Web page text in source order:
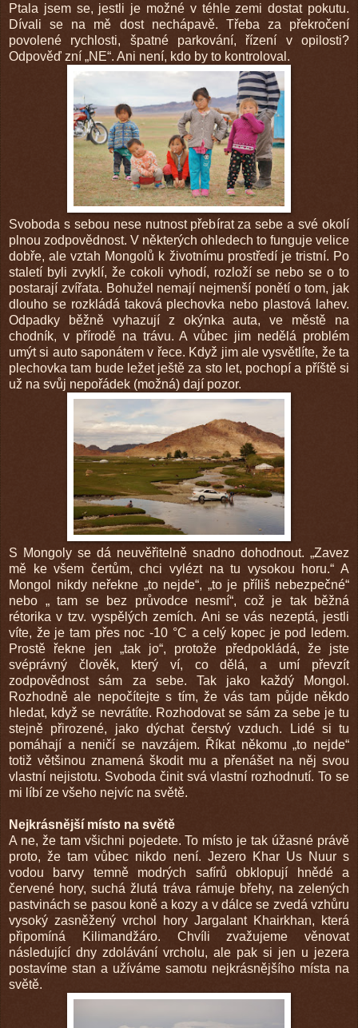
Ptala jsem se, jestli je možné v téhle zemi dostat pokutu.
Dívali se na mě dost nechápavě. Třeba za překročení
povolené rychlosti, špatné parkování, řízení v opilosti?
Odpověď zní „NE“. Ani není, kdo by to kontroloval.
Svoboda s sebou nese nutnost přebírat za sebe a své okolí
plnou zodpovědnost. V některých ohledech to funguje velice
dobře, ale vztah Mongolů k životnímu prostředí je tristní. Po
staletí byli zvyklí, že cokoli vyhodí, rozloží se nebo se o to
postarají zvířata. Bohužel nemají nejmenší ponětí o tom, jak
dlouho se rozkládá taková plechovka nebo plastová lahev.
Odpadky běžně vyhazují z okýnka auta, ve městě na
chodník, v přírodě na trávu. A vůbec jim nedělá problém
umýt si auto saponátem v řece. Když jim ale vysvětlíte, že ta
plechovka tam bude ležet ještě za sto let, pochopí a příště si
už na svůj nepořádek (možná) dají pozor.
S Mongoly se dá neuvěřitelně snadno dohodnout. „Zavez
mě ke všem čertům, chci vylézt na tu vysokou horu.“ A
Mongol nikdy neřekne „to nejde“, „to je příliš nebezpečné“
nebo „ tam se bez průvodce nesmí“, což je tak běžná
rétorika v tzv. vyspělých zemích. Ani se vás nezeptá, jestli
víte, že je tam přes noc -10 °C a celý kopec je pod ledem.
Prostě řekne jen „tak jo“, protože předpokládá, že jste
svéprávný člověk, který ví, co dělá, a umí převzít
zodpovědnost sám za sebe. Tak jako každý Mongol.
Rozhodně ale nepočítejte s tím, že vás tam půjde někdo
hledat, když se nevrátíte. Rozhodovat se sám za sebe je tu
stejně přirozené, jako dýchat čerstvý vzduch. Lidé si tu
pomáhají a neničí se navzájem. Říkat někomu „to nejde“
totiž většinou znamená škodit mu a přenášet na něj svou
vlastní nejistotu. Svoboda činit svá vlastní rozhodnutí. To se
mi líbí ze všeho nejvíc na světě.
Nejkrásnější místo na světě
A ne, že tam všichni pojedete. To místo je tak úžasné právě
proto, že tam vůbec nikdo není. Jezero Khar Us Nuur s
vodou barvy temně modrých safírů obklopují hnědé a
červené hory, suchá žlutá tráva rámuje břehy, na zelených
pastvinách se pasou koně a kozy a v dálce se zvedá vzhůru
vysoký zasněžený vrchol hory Jargalant Khairkhan, která
připomíná Kilimandžáro. Chvíli zvažujeme věnovat
následující dny zdolávání vrcholu, ale pak si jen u jezera
postavíme stan a užíváme samotu nejkrásnějšího místa na
světě.